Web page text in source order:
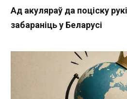
Ад акуляраў да поціску
забараніць у Беларусі